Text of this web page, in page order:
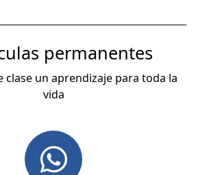
permanentes
clase un aprendizaje para toda la
vida